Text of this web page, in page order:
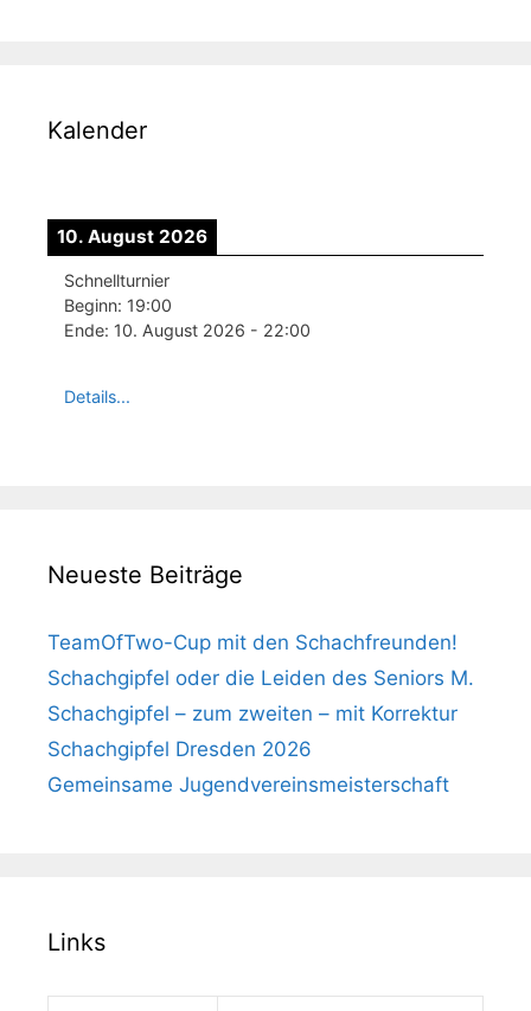
Kalender
10. August 2026
Schnellturnier
Beginn: 19:00
Ende: 10. August 2026 - 22:00
Details...
Neueste Beiträge
TeamOfTwo-Cup mit den Schachfreunden!
Schachgipfel oder die Leiden des Seniors M.
Schachgipfel – zum zweiten – mit Korrektur
Schachgipfel Dresden 2026
Gemeinsame Jugendvereinsmeisterschaft
Links